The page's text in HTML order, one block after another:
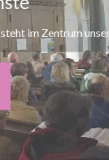
Erlangen - 60 Jahre